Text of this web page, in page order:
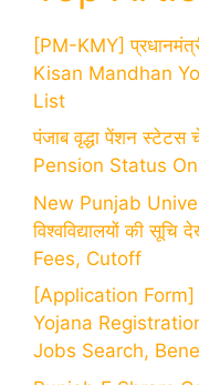
[PM-KMY]
Kisan Mandhan
List
पंजाब वृद्धा पेंशन
Pension Status
New Punjab
विश्वविद्यालयों की
Fees, Cutoff
[Application
Yojana
Jobs Search,